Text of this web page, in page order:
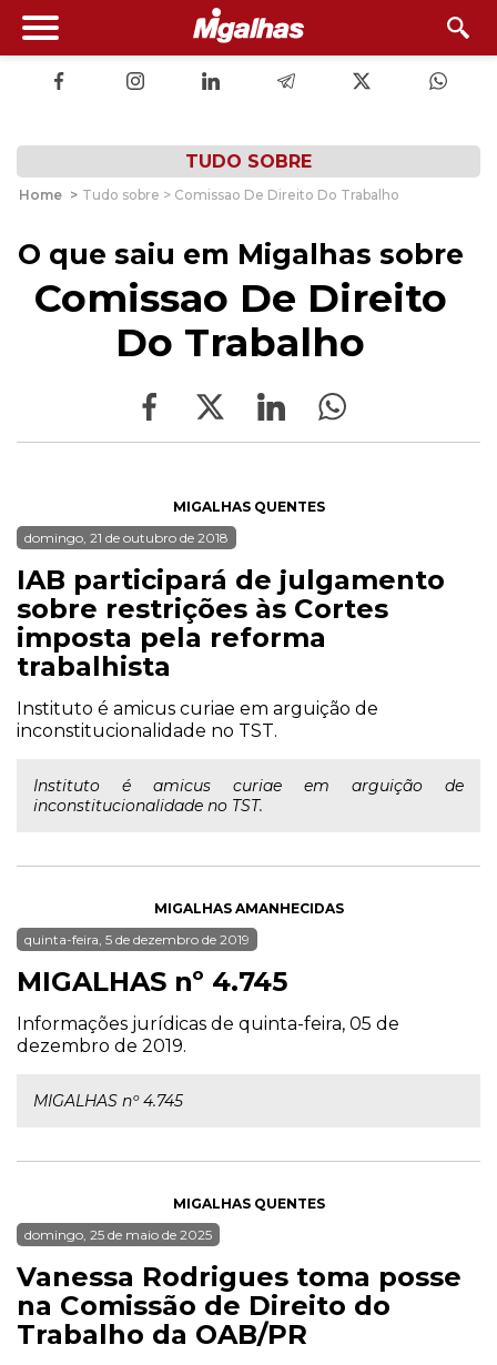
TUDO SOBRE
Home > Tudo sobre > Comissao De Direito Do Trabalho
O que saiu em Migalhas sobre
Comissao De Direito
Do Trabalho
MIGALHAS QUENTES
domingo, 21 de outubro de 2018
IAB participará de julgamento
sobre restrições às Cortes
imposta pela reforma
trabalhista
Instituto é amicus curiae em arguição de
inconstitucionalidade no TST.
Instituto é amicus curiae em arguição de
inconstitucionalidade no TST.
MIGALHAS AMANHECIDAS
quinta-feira, 5 de dezembro de 2019
MIGALHAS nº 4.745
Informações jurídicas de quinta-feira, 05 de
dezembro de 2019.
MIGALHAS nº 4.745
MIGALHAS QUENTES
domingo, 25 de maio de 2025
Vanessa Rodrigues toma posse
na Comissão de Direito do
Trabalho da OAB/PR